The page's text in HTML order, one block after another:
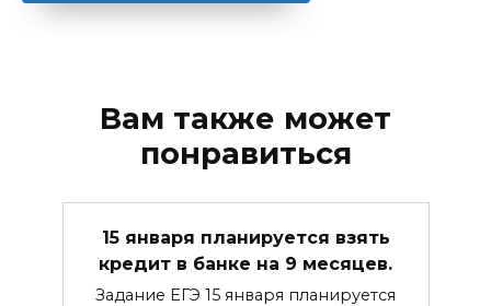
Вам также может
понравиться
15 января планируется взять
кредит в банке на 9 месяцев.
Задание ЕГЭ 15 января планируется